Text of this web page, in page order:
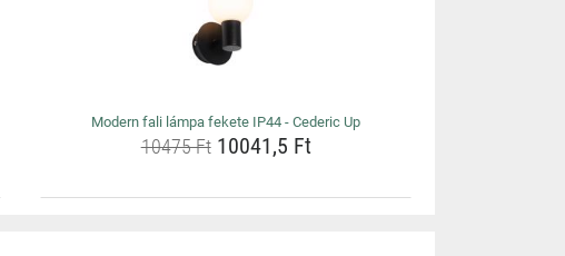
Modern fali lámpa fekete IP44 - Cederic Up
10475 Ft10041,5 Ft